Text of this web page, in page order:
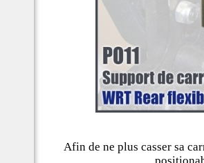
Afin de ne plus casser sa